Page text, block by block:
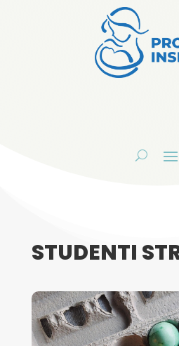
STUDENTI